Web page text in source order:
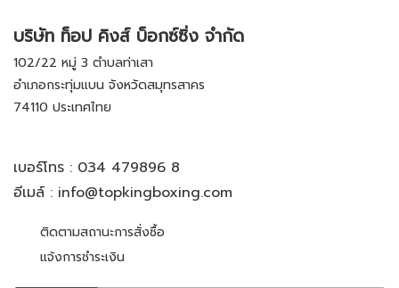
บริษัท ท็อป คิงส์ บ็อกซ์ซิ่ง จำกัด
102/22 หมู่ 3 ตำบลท่าเสา
อำเภอกระทุ่มแบน จังหวัดสมุทรสาคร
74110 ประเทศไทย
เบอร์โทร : 034 479896 8
อีเมล์ : info@topkingboxing.com
ติดตามสถานะการสั่งซื้อ
แจ้งการชำระเงิน